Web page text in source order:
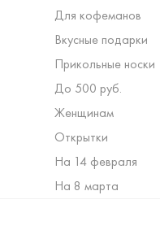
Для кофеманов
Вкусные подарки
Прикольные носки
До 500 руб.
Женщинам
Открытки
На 14 февраля
На 8 марта